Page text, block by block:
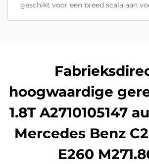
geschikt voor een breed scala aan
hoogwaardige
1.8T A2710105147
Mercedes Benz
E260